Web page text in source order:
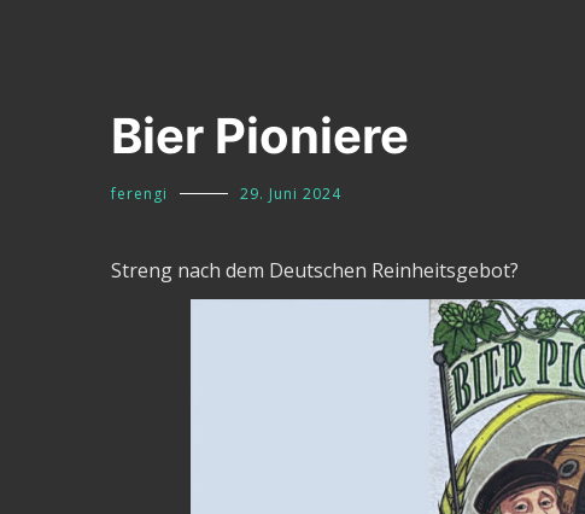
Bier Pioniere
ferengi 29. Juni 2024
Streng nach dem Deutschen Reinheitsgebot?